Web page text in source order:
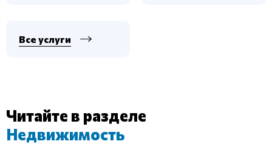
Все услуги
Читайте в разделе
Недвижимость